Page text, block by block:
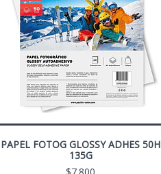
PAPEL FOTOG GLOSSY ADHES 50H
135G